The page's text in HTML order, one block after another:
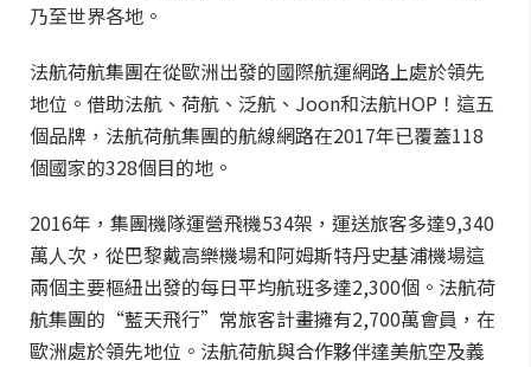
乃至世界各地。
法航荷航集團在從歐洲出發的國際航運網路上處於領先
地位。借助法航、荷航、泛航、Joon和法航HOP！這五
個品牌，法航荷航集團的航線網路在2017年已覆蓋118
個國家的328個目的地。
2016年，集團機隊運營飛機534架，運送旅客多達9,340
萬人次，從巴黎戴高樂機場和阿姆斯特丹史基浦機場這
兩個主要樞紐出發的每日平均航班多達2,300個。法航荷
航集團的“藍天飛行”常旅客計畫擁有2,700萬會員，在
歐洲處於領先地位。法航荷航與合作夥伴達美航空及義